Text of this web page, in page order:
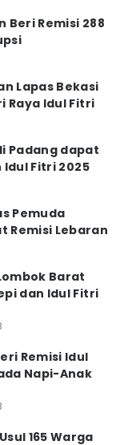
Beri Remisi 288
Lapas Bekasi
Raya Idul Fitri
Padang dapat
Idul Fitri 2025
Pemuda
Remisi Lebaran
Barat
dan Idul Fitri
Remisi Idul
Napi-Anak
165 Warga